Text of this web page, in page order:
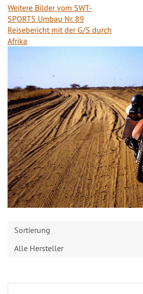
Weitere Bilder vom SWT-
SPORTS Umbau Nr. 89
Reisebericht mit der G/S durch
Afrika
Sortierung
Alle Hersteller